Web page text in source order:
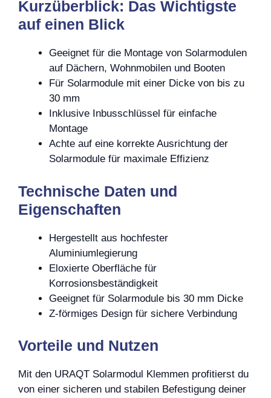
Kurzüberblick: Das Wichtigste
auf einen Blick
Geeignet für die Montage von Solarmodulen
auf Dächern, Wohnmobilen und Booten
Für Solarmodule mit einer Dicke von bis zu
30 mm
Inklusive Inbusschlüssel für einfache
Montage
Achte auf eine korrekte Ausrichtung der
Solarmodule für maximale Effizienz
Technische Daten und
Eigenschaften
Hergestellt aus hochfester
Aluminiumlegierung
Eloxierte Oberfläche für
Korrosionsbeständigkeit
Geeignet für Solarmodule bis 30 mm Dicke
Z-förmiges Design für sichere Verbindung
Vorteile und Nutzen
Mit den URAQT Solarmodul Klemmen profitierst du
von einer sicheren und stabilen Befestigung deiner